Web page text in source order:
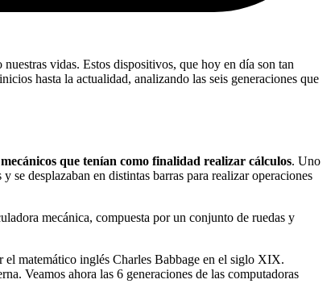
vidas. Estos dispositivos, que hoy en día son tan
hasta la actualidad, analizando las seis generaciones que
que tenían como finalidad realizar cálculos. Uno
se desplazaban en distintas barras para realizar operaciones
mecánica, compuesta por un conjunto de ruedas y
el matemático inglés Charles Babbage en el siglo XIX.
Veamos ahora las 6 generaciones de las computadoras